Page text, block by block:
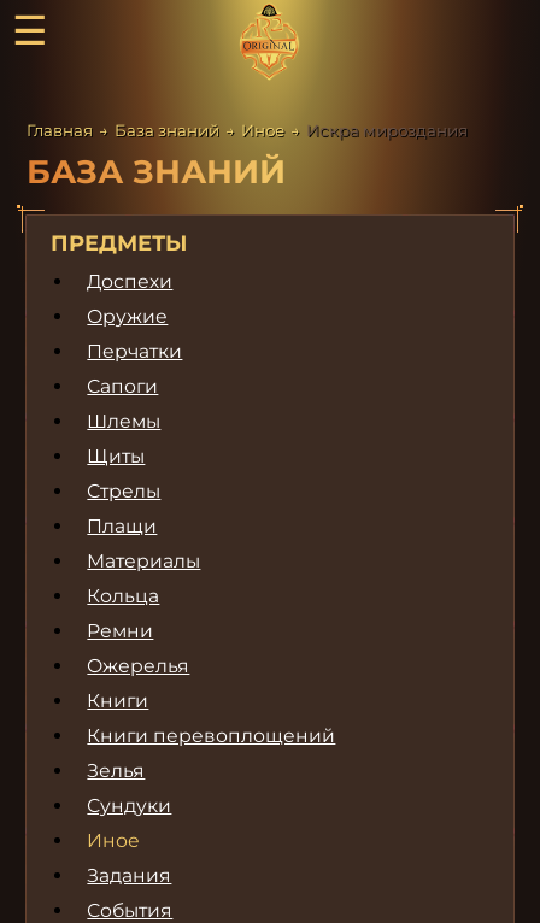
☰
Главная → База знаний → Иное → Искра мироздания
БАЗА ЗНАНИЙ
ПРЕДМЕТЫ
Доспехи
Оружие
Перчатки
Сапоги
Шлемы
Щиты
Стрелы
Плащи
Материалы
Кольца
Ремни
Ожерелья
Книги
Книги перевоплощений
Зелья
Сундуки
Иное
Задания
События